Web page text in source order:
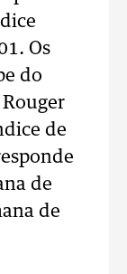
Os
do
de
de
de